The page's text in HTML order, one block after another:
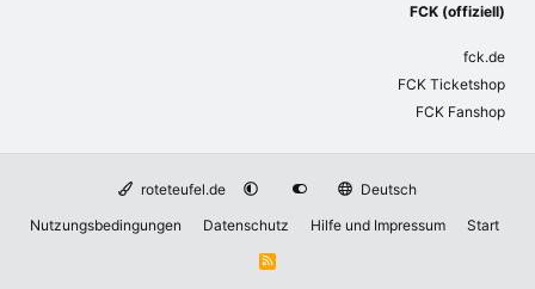
FCK (offiziell)
fck.de
FCK Ticketshop
FCK Fanshop
roteteufel.de
Deutsch
Nutzungsbedingungen
Datenschutz Hilfe und Impressum Start
R